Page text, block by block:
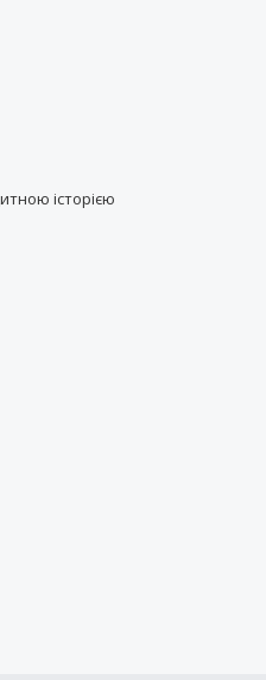
історією